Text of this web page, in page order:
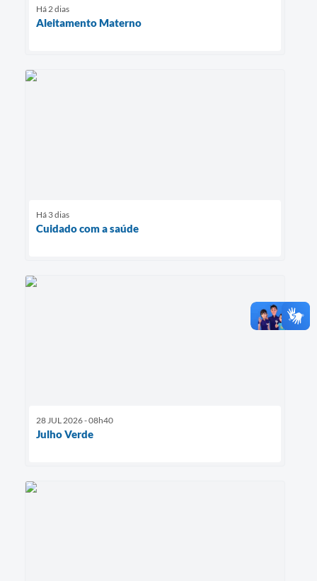
Há 2 dias
Aleitamento Materno
Há 3 dias
Cuidado com a saúde
28 JUL 2026 - 08h40
Julho Verde